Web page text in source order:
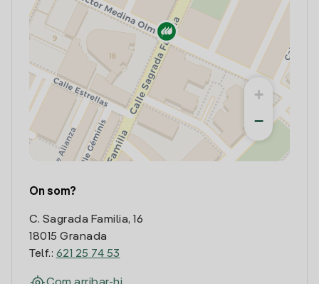
+
−
On som?
C. Sagrada Familia, 16
18015 Granada
Telf.: 621 25 74 53